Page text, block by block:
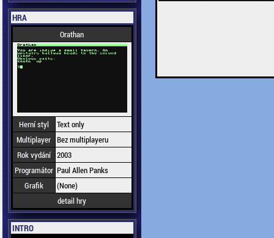
HRA
Orathan
Herní styl
Text only
Multiplayer Bez multiplayeru
Rok vydání 2003
Programátor Paul Allen Panks
Grafik
(None)
detail hry
INTRO